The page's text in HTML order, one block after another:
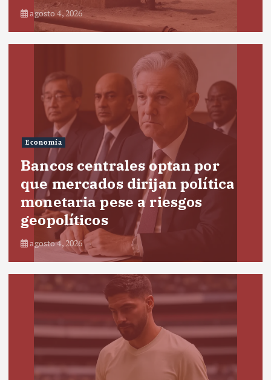
agosto 4, 2026
Economía
Bancos centrales optan por
que mercados dirijan política
monetaria pese a riesgos
geopolíticos
agosto 4, 2026